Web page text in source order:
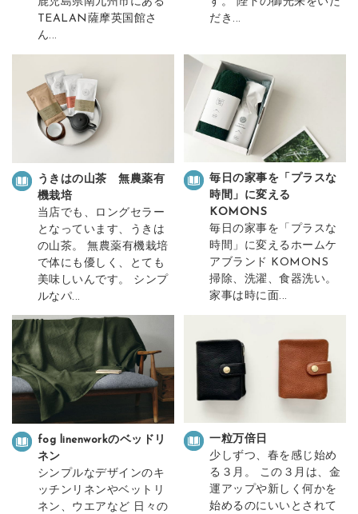
TEALAN薩摩英国館さ
ん...
だき...
うきはの山茶 無農薬有
機栽培
当店でも、ロングセラー
となっています、うきは
の山茶。 無農薬有機栽培
で体にも優しく、とても
美味しいんです。 シンプ
ルなパ...
毎日の家事を「プラスな
時間」に変える
KOMONS
毎日の家事を「プラスな
時間」に変えるホームケ
アブランド KOMONS
掃除、洗濯、食器洗い。
家事は時に面...
fog linenworkのベッドリ
ネン
シンプルなデザインのキ
ッチンリネンやベットリ
ネン、ウエアなど 日々の
一粒万倍日
少しずつ、春を感じ始め
る３月。 この３月は、金
運アップや新しく何かを
始めるのにいいとされて